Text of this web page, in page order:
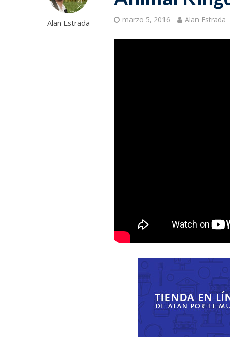
Alan Estrada marzo 5, 2016 Alan Estrada